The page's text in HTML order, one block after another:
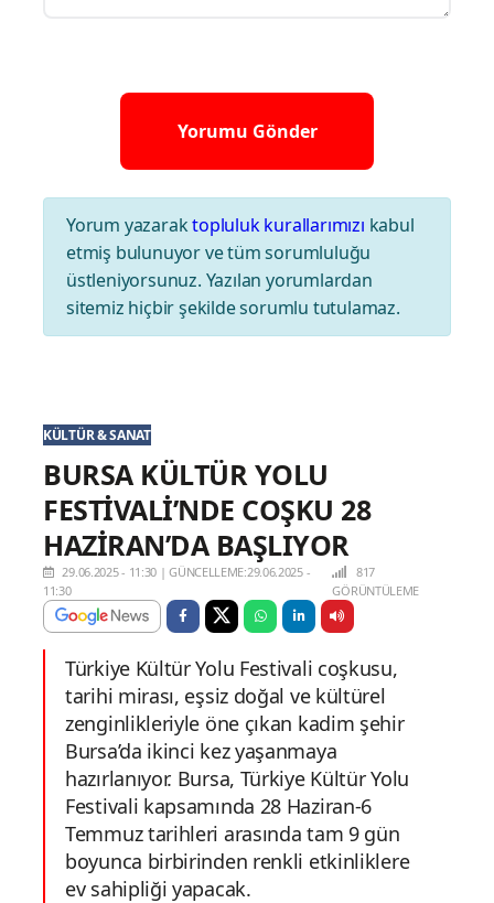
Yorum yazaraktopluluk kurallarımızı kabul
etmiş bulunuyor ve tüm sorumluluğu
üstleniyorsunuz. Yazılan yorumlardan
sitemiz hiçbir şekilde sorumlu tutulamaz.
KÜLTÜR & SANAT
BURSA KÜLTÜR YOLU
FESTİVALİ’NDE COŞKU 28
HAZİRAN’DA BAŞLIYOR
29.06.2025 - 11:30 |GÜNCELLEME:29.06.2025 -
11:30
817
GÖRÜNTÜLEME
Türkiye Kültür Yolu Festivali coşkusu,
tarihi mirası, eşsiz doğal ve kültürel
zenginlikleriyle öne çıkan kadim şehir
Bursa’da ikinci kez yaşanmaya
hazırlanıyor. Bursa, Türkiye Kültür Yolu
Festivali kapsamında 28 Haziran-6
Temmuz tarihleri arasında tam 9 gün
boyunca birbirinden renkli etkinliklere
ev sahipliği yapacak.